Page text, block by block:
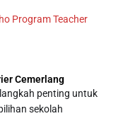
Program Teacher
Cemerlang
penting untuk
sekolah